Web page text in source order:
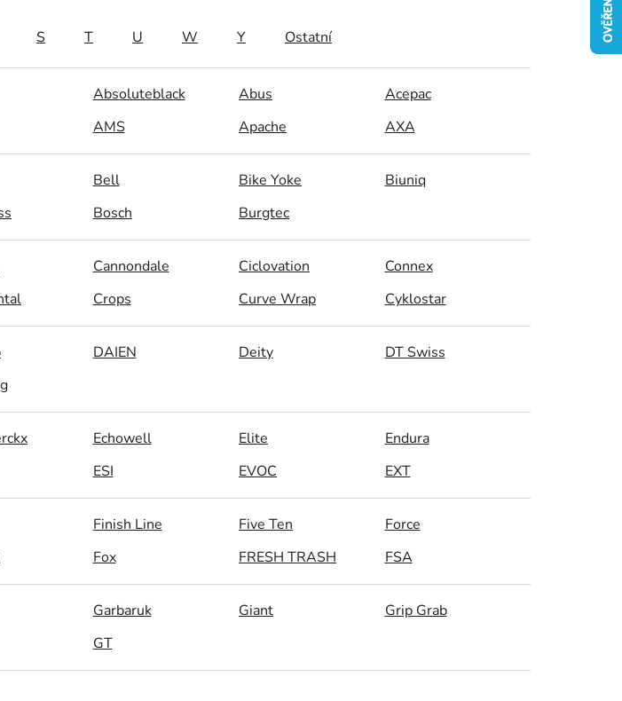
S T U W Y Ostatní
Absoluteblack Abus
Acepac
AMS Apache AXA
Bell Bike Yoke
Biuniq
Bosch Burgtec
Cannondale Ciclovation
Connex
Crops Curve Wrap Cyklostar
DAIEN Deity
DT Swiss
Echowell Elite
Endura
ESI EVOC EXT
Finish Line Five Ten
Force
Fox FRESH TRASH FSA
Garbaruk Giant
Grip Grab
GT